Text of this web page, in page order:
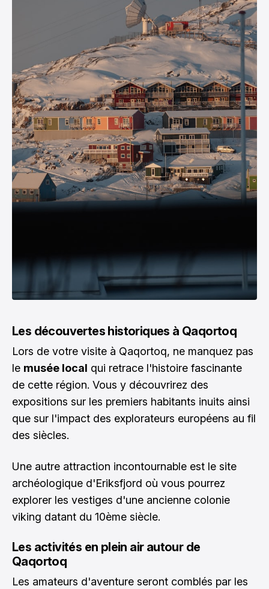
Les découvertes historiques à Qaqortoq
Lors de votre visite à Qaqortoq, ne manquez pas
le musée local qui retrace l'histoire fascinante
de cette région. Vous y découvrirez des
expositions sur les premiers habitants inuits ainsi
que sur l'impact des explorateurs européens au fil
des siècles.
Une autre attraction incontournable est le site
archéologique d'Eriksfjord où vous pourrez
explorer les vestiges d'une ancienne colonie
viking datant du 10ème siècle.
Les activités en plein air autour de
Qaqortoq
Les amateurs d'aventure seront comblés par les